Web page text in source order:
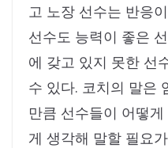
고 노장 선수는 반응
선수도 능력이 좋은
에 갖고 있지 못한 선
수 있다. 코치의 말은
만큼 선수들이 어떻
게 생각해 말할 필요